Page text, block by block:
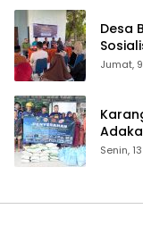
Desa
ID
Jumat,
Senin,